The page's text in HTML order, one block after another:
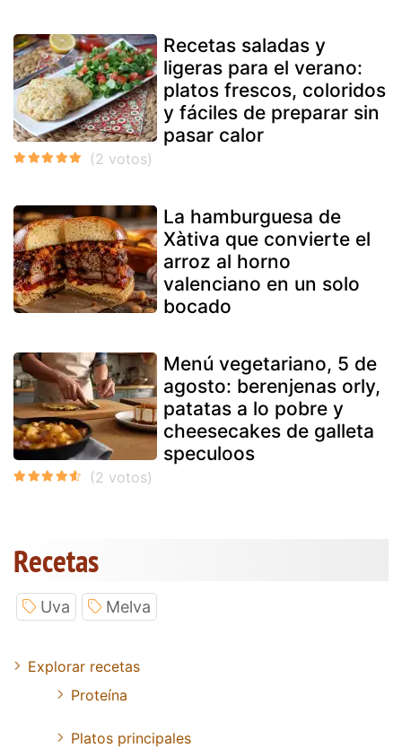
Recetas saladas y
ligeras para el verano:
platos frescos, coloridos
y fáciles de preparar sin
pasar calor
La hamburguesa de
Xàtiva que convierte el
arroz al horno
valenciano en un solo
bocado
Menú vegetariano, 5 de
agosto: berenjenas orly,
patatas a lo pobre y
cheesecakes de galleta
speculoos
Recetas
Uva Melva
Explorar recetas
Proteína
Platos principales